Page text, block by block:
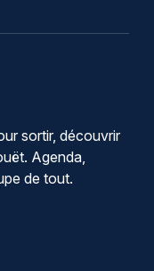
sortir, découvrir
Agenda,
de tout.